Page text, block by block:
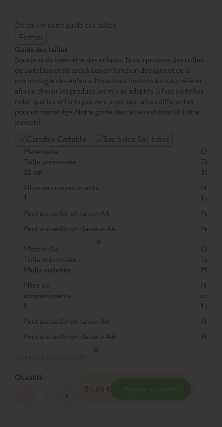
Découvrir notre guide des tailles
Fermer
Guide des tailles
Soucieux du bien-être des enfants, Tann’s propose des tailles
de cartables et de sacs à dos en fonction des âges et de la
morphologie des enfants. Nous vous invitons à vous y référer
afin de choisir les produits les mieux adaptés. Il faut toutefois
noter que les enfants peuvent avoir des tailles différentes
pour un même âge. Notre guide des tailles est donc là à titre
indicatif.
Cartable Sac à dos
Maternelle
Taille préconisée :
32 cm
Nbre de compartiments :
1
Peut accueillir un cahier A4
Peut accueillir un classeur A4
CP
Taille
35 cm
Nbre
1 ou 2
Peut
Peut
Maternelle
Taille préconisée :
Multi-activités
Nbre de
compartiments :
1
Peut accueillir un cahier A4
Peut accueillir un classeur A4
CP
Taille
M
Nbre
1 (M)
Peut
Peut
Quantité :